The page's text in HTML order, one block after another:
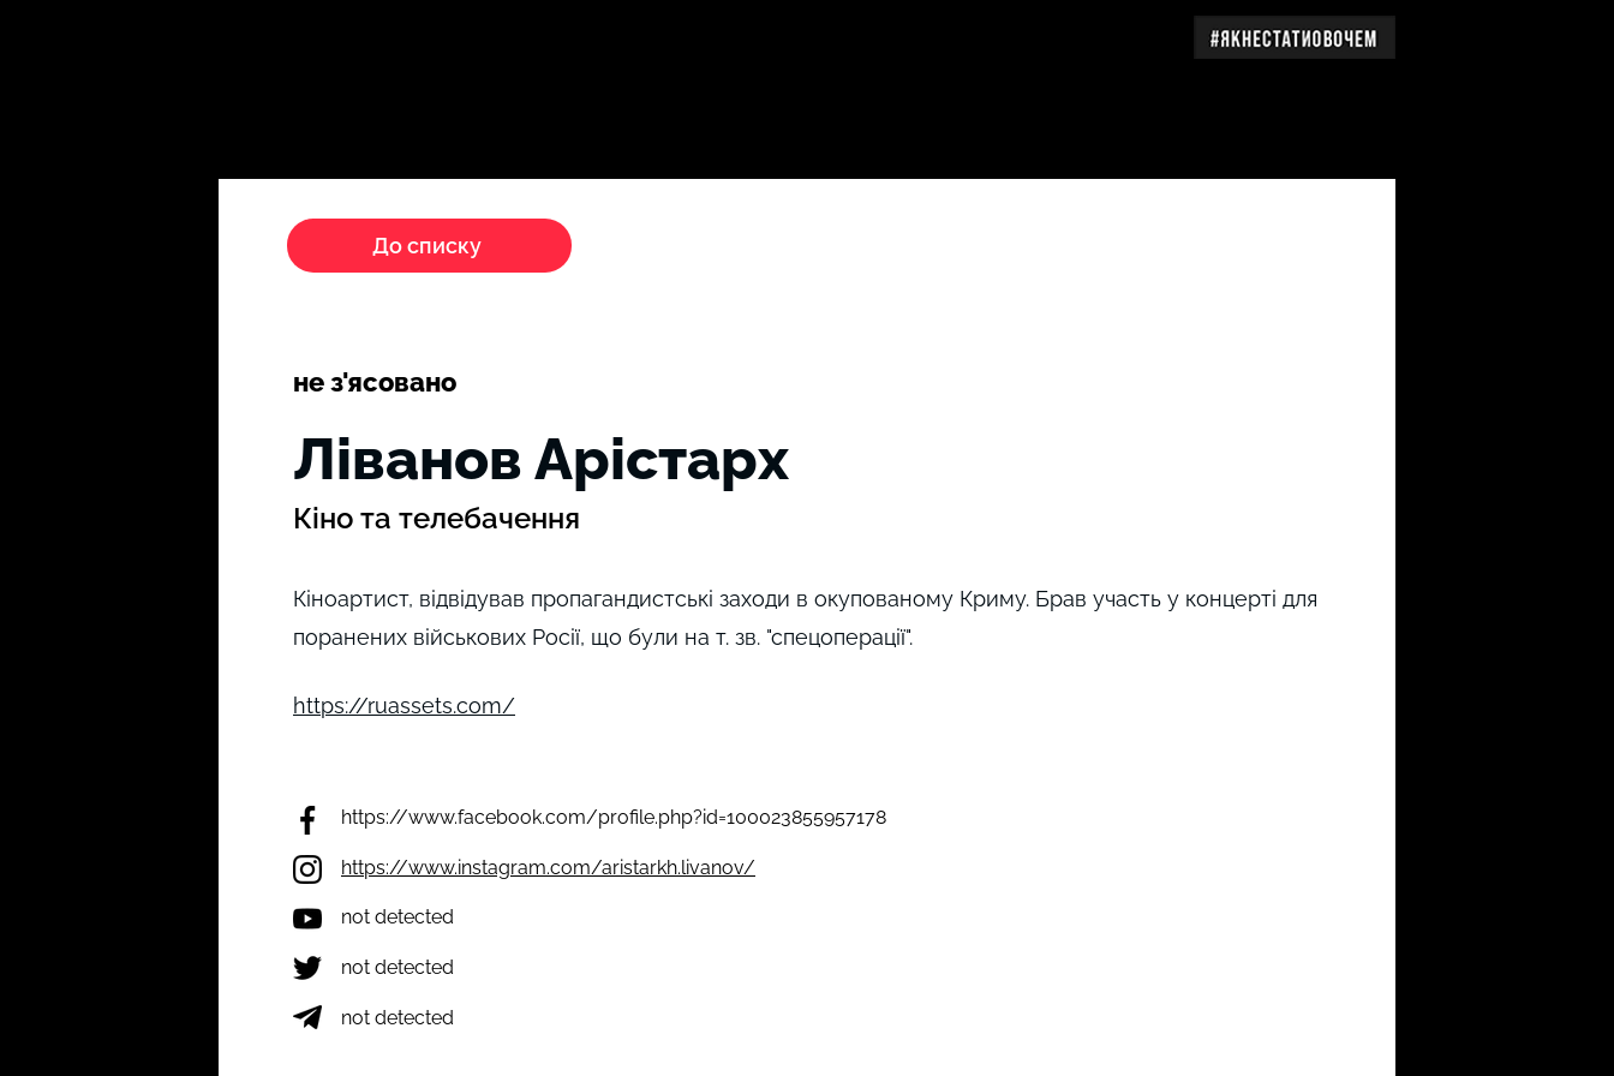
До списку
не з'ясовано
Кіно та телебачення
Ліванов Арістарх
Кіноартист, відвідував пропагандистські заходи в окупованому Криму. Брав участь у концерті для
поранених військових Росії, що були на т. зв. "спецоперації".
https://ruassets.com/
https://www.facebook.com/profile.php?id=100023855957178
https://www.instagram.com/aristarkh.livanov/
not detected
not detected
not detected